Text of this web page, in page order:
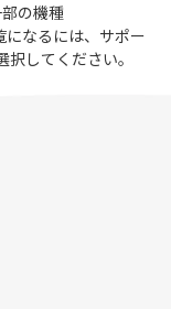
の機種
なるには、サポー
してください。